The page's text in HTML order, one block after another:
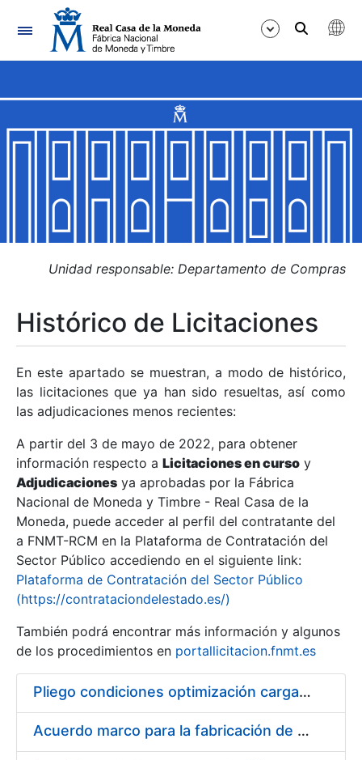
Navegación
Mostrar/Ocultar
Mostrar/Ocultar
Mostrar/Ocultar
Mostrar/Ocultar
Mostrar/Ocultar
Mostrar/Ocultar
Unidad responsable: Departamento de Compras
Histórico de Licitaciones
En este apartado se muestran, a modo de histórico,
las licitaciones que ya han sido resueltas, así como
las adjudicaciones menos recientes:
A partir del 3 de mayo de 2022, para obtener
información respecto a Licitaciones en curso y
Adjudicaciones ya aprobadas por la Fábrica
Nacional de Moneda y Timbre - Real Casa de la
Moneda, puede acceder al perfil del contratante del
a FNMT-RCM en la Plataforma de Contratación del
Sector Público accediendo en el siguiente link:
Plataforma de Contratación del Sector Público
(https://contrataciondelestado.es/)
También podrá encontrar más información y algunos
de los procedimientos en portallicitacion.fnmt.es
Pliego condiciones optimización cargas compras firmado
Acuerdo marco para la fabricación de piezas